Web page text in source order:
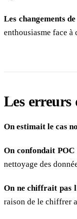
Les changements
enthousiasme face
Les
On estimait le cas
On confondait
nettoyage des
On ne chiffrait pas
raison de le chiffrer